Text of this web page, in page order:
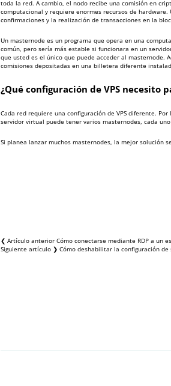
toda la red. A cambio, el nodo recibe una comisión en
computacional y requiere enormes recursos de
confirmaciones y la realización de transacciones en la
Un masternode es un programa que opera en una
común, pero sería más estable si funcionara en un
que usted es el único que puede acceder al masternode.
comisiones depositadas en una billetera diferente
¿Qué configuración de VPS necesito
Cada red requiere una configuración de VPS diferente.
servidor virtual puede tener varios masternodes, cada
Si planea lanzar muchos masternodes, la mejor solución
❮ Artículo anterior Cómo conectarse mediante RDP a un
Siguiente artículo ❯ Cómo deshabilitar la configuración de